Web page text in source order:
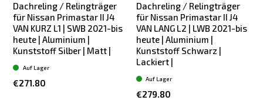
Dachreling / Relingträger
für Nissan Primastar II J4
VAN KURZ L1 | SWB 2021-bis
heute | Aluminium |
Kunststoff Silber | Matt |
€271.80
Auf Lager
Dachreling / Relingträger
für Nissan Primastar II J4
VAN LANG L2 | LWB 2021-bis
heute | Aluminium |
Kunststoff Schwarz |
Lackiert |
€279.80
Auf Lager